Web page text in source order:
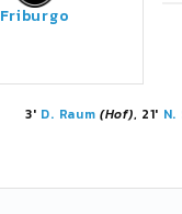
Friburgo
3' D. Raum (Hof), 21'